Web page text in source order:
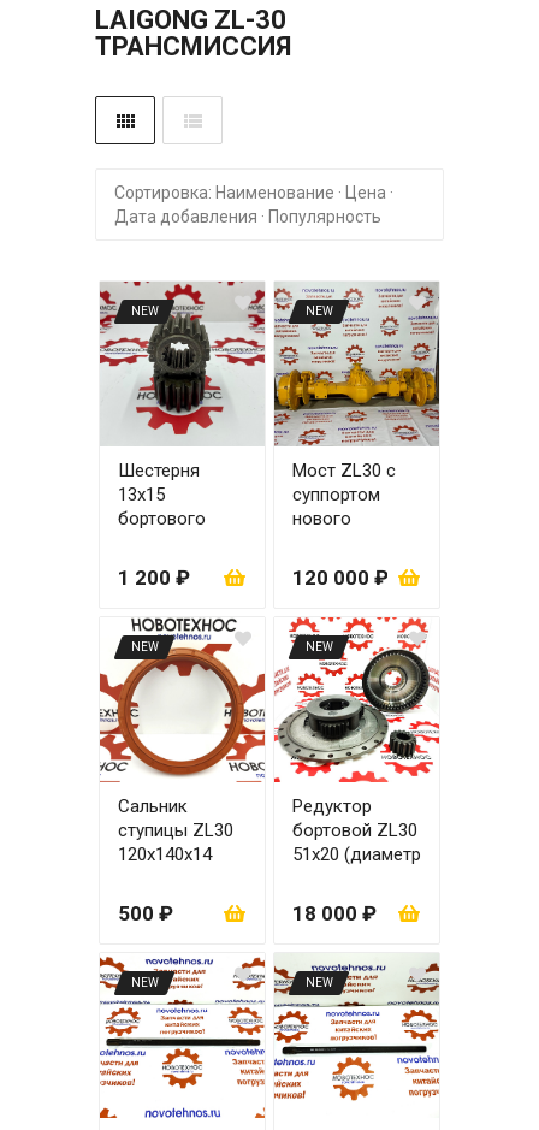
LAIGONG ZL-30
ТРАНСМИССИЯ
Сортировка: Наименование · Цена ·
Дата добавления · Популярность
NEW
Шестерня
13х15
бортового
51x28, 51х20
для моста
ZL30
1 200 ₽
NEW
Мост ZL30 с
суппортом
нового
120 000 ₽
NEW
Сальник
ступицы ZL30
120x140x14
500 ₽
NEW
Редуктор
бортовой ZL30
51x20 (диаметр
шестерни 238
мм) полуось 13
шлицов
18 000 ₽
NEW NEW